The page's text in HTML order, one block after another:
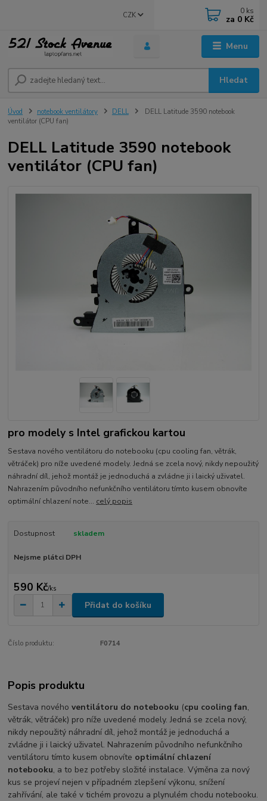
Menu
CZK
Hledat
0 ks
za 0 Kč
Úvod notebook ventilátory DELL
DELL Latitude 3590 notebook
ventilátor (CPU fan)
DELL Latitude 3590 notebook
ventilátor (CPU fan)
pro modely s Intel grafickou kartou
Sestava nového ventilátoru do notebooku (cpu cooling fan, větrák,
větráček) pro níže uvedené modely. Jedná se zcela nový, nikdy nepoužitý
náhradní díl, jehož montáž je jednoduchá a zvládne ji i laický uživatel.
Nahrazením původního nefunkčního ventilátoru tímto kusem obnovíte
optimální chlazení note... celý popis
Dostupnost skladem
Nejsme plátci DPH
590 Kč/ks
Přidat do košíku
Číslo produktu: F0714
Popis produktu
Sestava novéhoventilátoru do notebooku (cpu cooling fan,
větrák, větráček) pro níže uvedené modely. Jedná se zcela nový,
nikdy nepoužitý náhradní díl, jehož montáž je jednoduchá a
zvládne ji i laický uživatel. Nahrazením původního nefunkčního
ventilátoru tímto kusem obnovíte optimální chlazení
notebooku, a to bez potřeby složité instalace. Výměna za nový
kus se projeví nejen v případném zlepšení výkonu, snížení
zahřívání, ale také v tichém provozu a plynulém chodu notebooku.